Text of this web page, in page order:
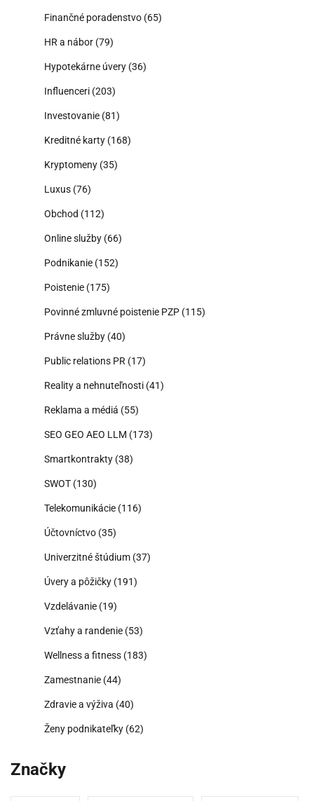
Finančné poradenstvo (65)
HR a nábor (79)
Hypotekárne úvery (36)
Influenceri (203)
Investovanie (81)
Kreditné karty (168)
Kryptomeny (35)
Luxus (76)
Obchod (112)
Online služby (66)
Podnikanie (152)
Poistenie (175)
Povinné zmluvné poistenie PZP (115)
Právne služby (40)
Public relations PR (17)
Reality a nehnuteľnosti (41)
Reklama a médiá (55)
SEO GEO AEO LLM (173)
Smartkontrakty (38)
SWOT (130)
Telekomunikácie (116)
Účtovníctvo (35)
Univerzitné štúdium (37)
Úvery a pôžičky (191)
Vzdelávanie (19)
Vzťahy a randenie (53)
Wellness a fitness (183)
Zamestnanie (44)
Zdravie a výživa (40)
Ženy podnikateľky (62)
Značky